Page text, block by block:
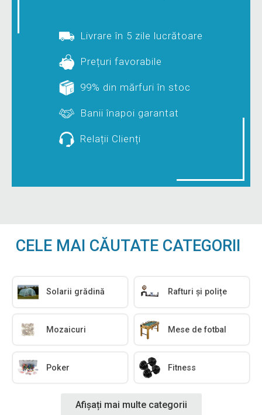
Livrare în 5 zile lucrătoare
Prețuri favorabile
99% din mărfuri în stoc
Banii înapoi garantat
Relații Clienți
CELE MAI CĂUTATE CATEGORII
Solarii grădină Rafturi și polițe
Mozaicuri Mese de fotbal
Poker Fitness
Afișați mai multe categorii